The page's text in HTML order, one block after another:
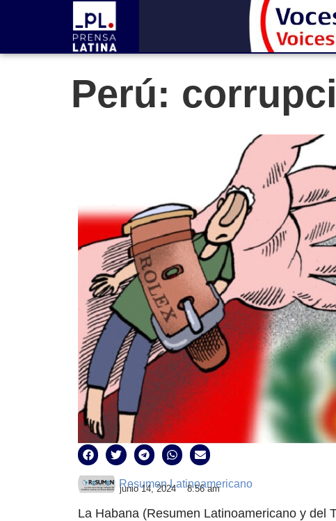
Perú:
Resumen Latinoamericano
junio 14, 2024 8:56 am
La Habana (Resumen Latinoamericano y del